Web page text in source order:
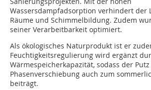
Wassersdampfadsorption verhindert der
Räume und Schimmelbildung. Zudem
seiner Verarbeitbarkeit optimiert.
Als ökologisches Naturprodukt ist er
Feuchtigkeitsregulierung wird ergänzt
Wärmespeicherkapazität, sodass der
Phasenverschiebung auch zum
beiträgt.